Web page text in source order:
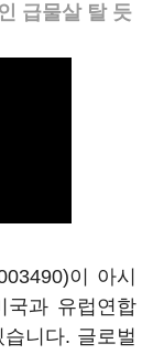
급물살 탈 듯
이 아시
국과 유럽연합
니다. 글로벌